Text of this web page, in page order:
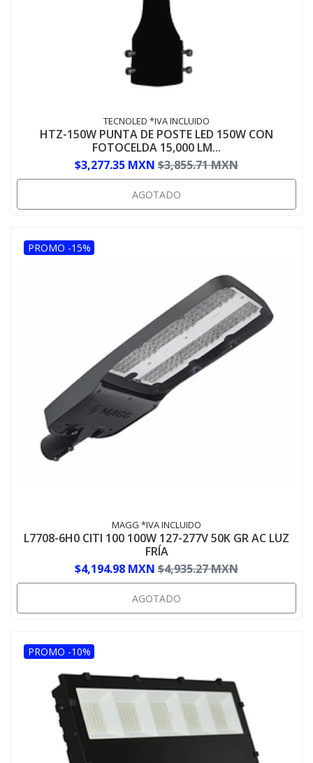
TECNOLED *IVA INCLUIDO
HTZ-150W PUNTA DE POSTE LED 150W CON
FOTOCELDA 15,000 LM...
$3,277.35 MXN $3,855.71 MXN
AGOTADO
PROMO -15%
MAGG *IVA INCLUIDO
L7708-6H0 CITI 100 100W 127-277V 50K GR AC LUZ
FRÍA
$4,194.98 MXN $4,935.27 MXN
AGOTADO
PROMO -10%